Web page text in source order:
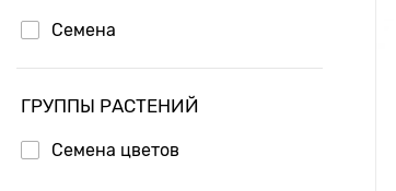
Семена
ГРУППЫ РАСТЕНИЙ
Семена цветов